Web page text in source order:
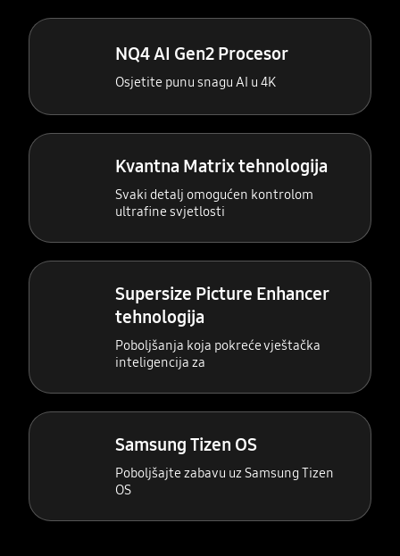
NQ4 AI Gen2 Procesor
Osjetite punu snagu AI u 4K
Kvantna Matrix tehnologija
Svaki detalj omogućen kontrolom
ultrafine svjetlosti
Supersize Picture Enhancer
tehnologija
Poboljšanja koja pokreće vještačka
inteligencija za
Samsung Tizen OS
Poboljšajte zabavu uz Samsung Tizen
OS